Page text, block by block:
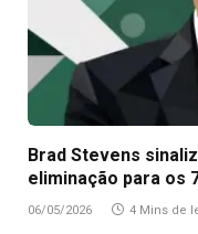
Brad Stevens
eliminação para os
06/05/2026 4 Mins de